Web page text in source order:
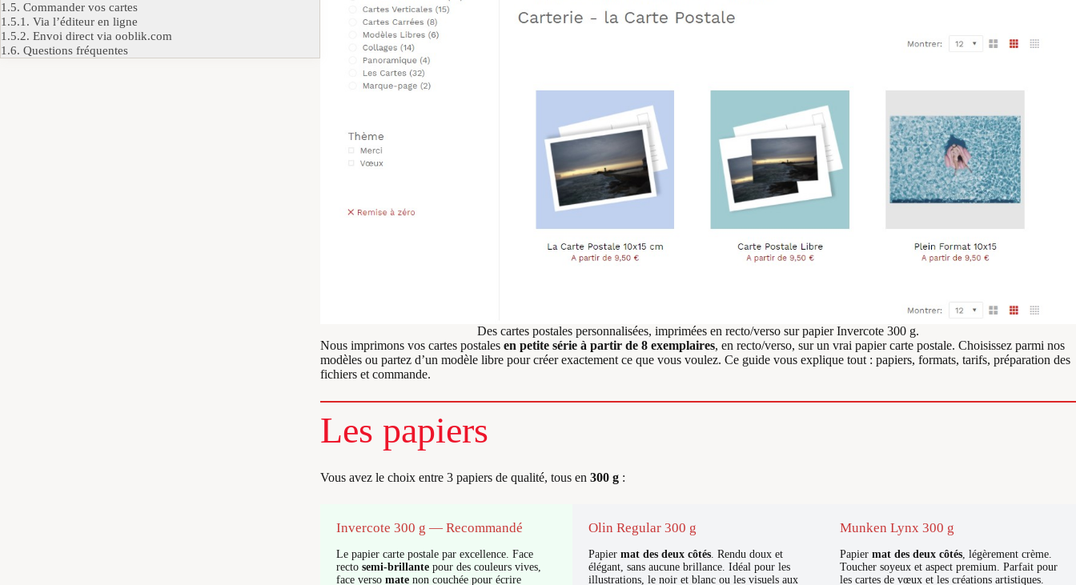
1.5. Commander vos cartes
1.5.1. Via l’éditeur en ligne
1.5.2. Envoi direct via ooblik.com
1.6. Questions fréquentes
Des cartes postales personnalisées, imprimées en recto/verso sur papier Invercote 300 g.
Nous imprimons vos cartes postales en petite série à partir de 8 exemplaires, en recto/verso, sur un vrai papier carte postale. Choisissez parmi nos
modèles ou partez d’un modèle libre pour créer exactement ce que vous voulez. Ce guide vous explique tout : papiers, formats, tarifs, préparation des
fichiers et commande.
Les papiers
Vous avez le choix entre 3 papiers de qualité, tous en 300 g :
Invercote 300 g — Recommandé
Le papier carte postale par excellence. Face
recto semi-brillante pour des couleurs vives,
face verso mate non couchée pour écrire
Olin Regular 300 g
Papier mat des deux côtés. Rendu doux et
élégant, sans aucune brillance. Idéal pour les
illustrations, le noir et blanc ou les visuels aux
Munken Lynx 300 g
Papiermat des deux côtés , légèrement crème.
Toucher soyeux et aspect premium. Parfait pour
les cartes de vœux et les créations artistiques.